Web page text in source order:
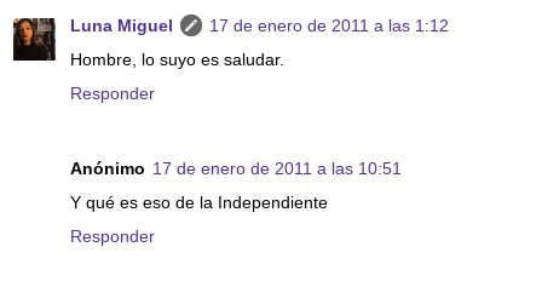
Luna Miguel
17 de enero de 2011 a las 1:12
Hombre, lo suyo es saludar.
Responder
Anónimo 17 de enero de 2011 a las 10:51
Y qué es eso de la Independiente
Responder